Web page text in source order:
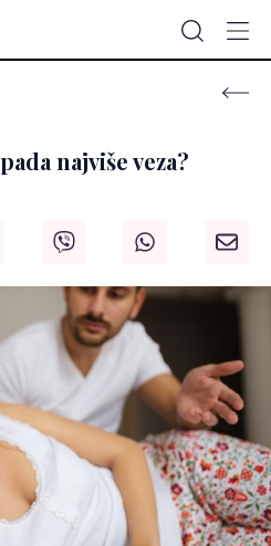
najviše veza?